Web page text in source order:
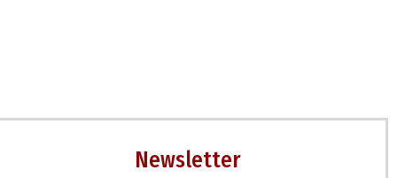
Newsletter